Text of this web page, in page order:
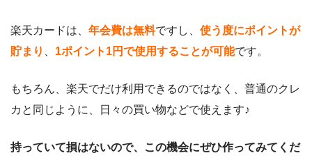
楽天カードは、 年会費は無料ですし、 使う度にポイントが
貯まり 、 1ポイント1円で使用することが可能です。
もちろん、楽天でだけ利用できるのではなく、普通のクレ
カと同じように、日々の買い物などで使えます♪
持っていて損はないので、この機会にぜひ作ってみてくだ